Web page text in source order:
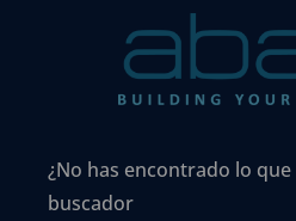
¿No has encontrado lo que
buscador